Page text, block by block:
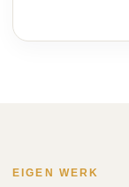
EIGEN WERK